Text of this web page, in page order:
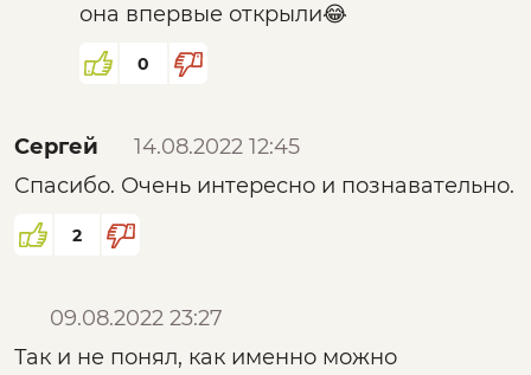
она впервые открыли😂
0
Сергей
14.08.2022 12:45
Спасибо. Очень интересно и познавательно.
2
09.08.2022 23:27
Так и не понял, как именно можно